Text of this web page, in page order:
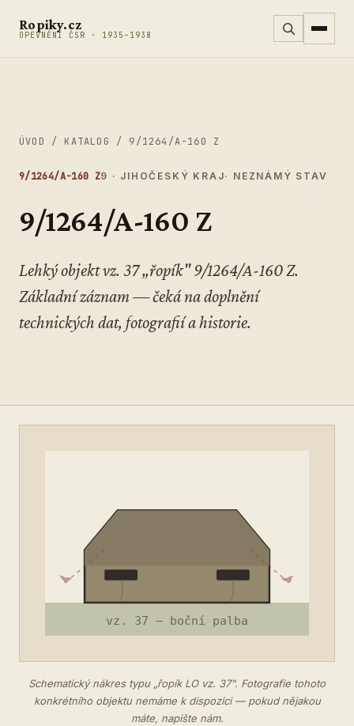
Ropiky.cz
OPEVNĚNÍ ČSR · 1935–1938
ÚVOD / KATALOG / 9/1264/A-160 Z
9/1264/A-160 Z9 · JIHOČESKÝ KRAJ· NEZNÁMÝ STAV
9/1264/A-160 Z
Lehký objekt vz. 37 „řopík" 9/1264/A-160 Z.
Základní záznam — čeká na doplnění
technických dat, fotografií a historie.
Schematický nákres typu „řopík LO vz. 37". Fotografie tohoto
konkrétního objektu nemáme k dispozici — pokud nějakou
máte, napište nám.